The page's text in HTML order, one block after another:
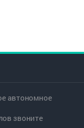
автономное
звоните